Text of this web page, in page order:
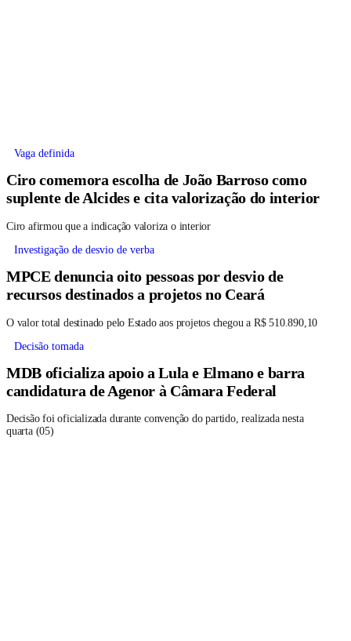
Vaga definida
Ciro comemora escolha de João Barroso como
suplente de Alcides e cita valorização do interior
Ciro afirmou que a indicação valoriza o interior
Investigação de desvio de verba
MPCE denuncia oito pessoas por desvio de
recursos destinados a projetos no Ceará
O valor total destinado pelo Estado aos projetos chegou a R$ 510.890,10
Decisão tomada
MDB oficializa apoio a Lula e Elmano e barra
candidatura de Agenor à Câmara Federal
Decisão foi oficializada durante convenção do partido, realizada nesta
quarta (05)